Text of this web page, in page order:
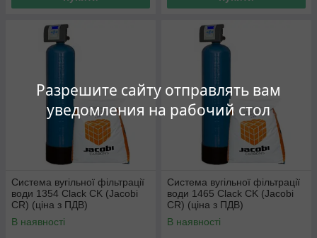
Разрешите сайту отправлять вам
уведомления на рабочий стол
Система вугільної фільтрації
води 1354 Clack CK (Jacobi
CR) (ціна з ПДВ)
В наявності
Система вугільної фільтрації
води 1465 Clack CK (Jacobi
CR) (ціна з ПДВ)
В наявності